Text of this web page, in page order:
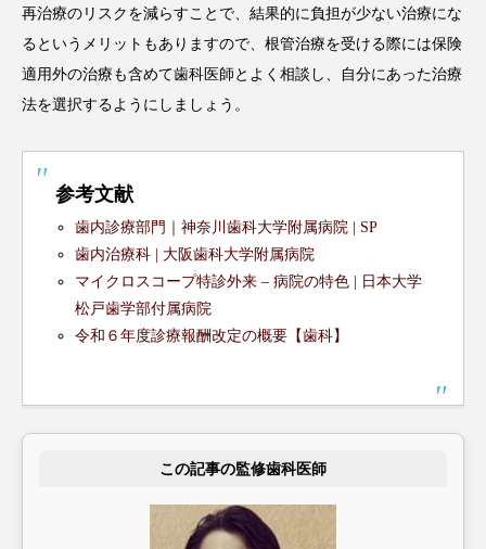
再治療のリスクを減らすことで、結果的に負担が少ない治療にな
るというメリットもありますので、根管治療を受ける際には保険
適用外の治療も含めて歯科医師とよく相談し、自分にあった治療
法を選択するようにしましょう。
参考文献
歯内診療部門｜神奈川歯科大学附属病院 | SP
歯内治療科 | 大阪歯科大学附属病院
マイクロスコープ特診外来 – 病院の特色 | 日本大学
松戸歯学部付属病院
令和６年度診療報酬改定の概要【歯科】
この記事の監修歯科医師